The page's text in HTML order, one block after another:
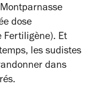
dose
Fertiligène). Et
les sudistes
dans